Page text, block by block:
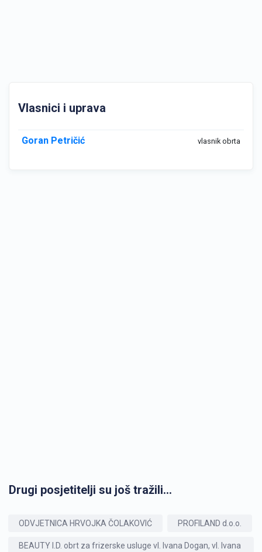
Vlasnici i uprava
Goran Petričić vlasnik obrta
Drugi posjetitelji su još tražili...
ODVJETNICA HRVOJKA ČOLAKOVIĆ PROFILAND d.o.o.
BEAUTY I.D. obrt za frizerske usluge vl. Ivana Dogan, vl. Ivana